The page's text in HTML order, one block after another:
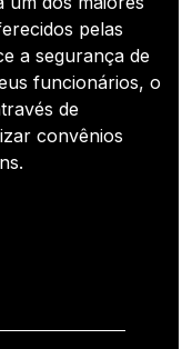
pelas
a segurança de
funcionários, o
de
convênios